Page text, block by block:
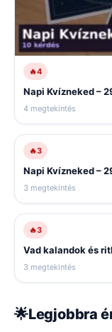
🔥4
Napi Kvízneked –
4 megtekintés
🔥3
Napi Kvízneked –
3 megtekintés
🔥3
Vad kalandok és
3 megtekintés
🌟Legjobbra